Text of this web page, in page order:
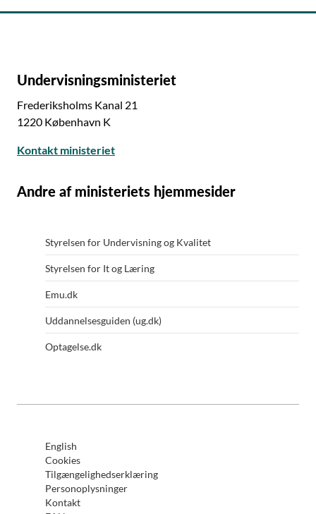
Undervisningsministeriet
Frederiksholms Kanal 21
1220 København K
Kontakt ministeriet
Andre af ministeriets hjemmesider
Styrelsen for Undervisning og Kvalitet
Styrelsen for It og Læring
Emu.dk
Uddannelsesguiden (ug.dk)
Optagelse.dk
English
Cookies
Tilgængelighedserklæring
Personoplysninger
Kontakt